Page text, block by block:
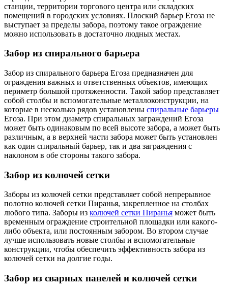
станции, территории торгового центра или складских
помещений в городских условиях. Плоский барьер Егоза не
выступает за пределы забора, поэтому такое ограждение
можно использовать в достаточно людных местах.
Забор из спирального барьера
Забор из спирального барьера Егоза предназначен для
ограждения важных и ответственных объектов, имеющих
периметр большой протяженности. Такой забор представляет
собой столбы и вспомогательные металлоконструкции, на
которые в несколько рядов установлены спиральные барьеры
Егоза. При этом диаметр спиральных заграждений Егоза
может быть одинаковым по всей высоте забора, а может быть
различным, а в верхней части забора может быть установлен
как один спиральный барьер, так и два заграждения с
наклоном в обе стороны такого забора.
Забор из колючей сетки
Заборы из колючей сетки представляет собой непрерывное
полотно колючей сетки Пиранья, закрепленное на столбах
любого типа. Заборы из колючей сетки Пиранья может быть
временным ограждение строительной площадки или какого-
либо объекта, или постоянным забором. Во втором случае
лучше использовать новые столбы и вспомогательные
конструкции, чтобы обеспечить эффективность забора из
колючей сетки на долгие годы.
Забор из сварных панелей и колючей сетки